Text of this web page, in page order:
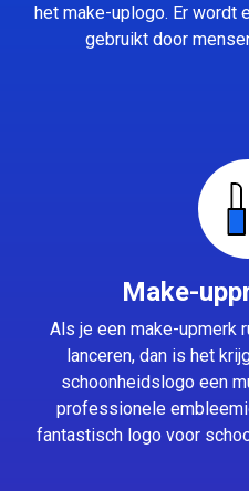
het make-uplogo. Er wordt
gebruikt door
Make-
Als je een make-upmerk
lanceren, dan is het
schoonheidslogo een
professionele
fantastisch logo voor